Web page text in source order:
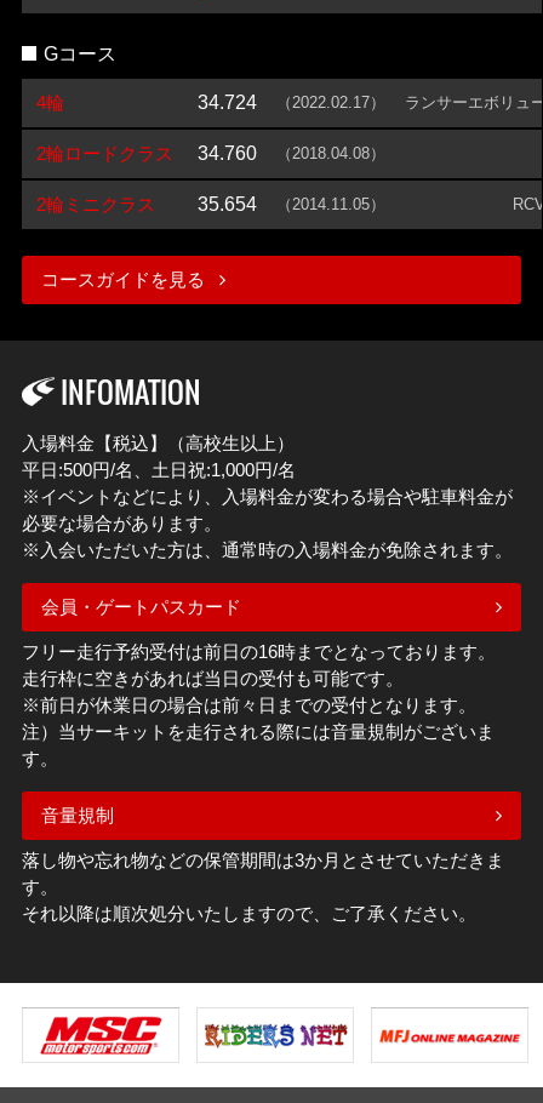
Gコース
4輪 34.724 （2022.02.17） ランサーエボリュ
2輪ロードクラス 34.760 （2018.04.08）
2輪ミニクラス 35.654 （2014.11.05）
コースガイドを見る
INFOMATION
入場料金【税込】（高校生以上）
平日:500円/名、土日祝:1,000円/名
※イベントなどにより、入場料金が変わる場合や駐車料金が
必要な場合があります。
※入会いただいた方は、通常時の入場料金が免除されます。
会員・ゲートパスカード
フリー走行予約受付は前日の16時までとなっております。
走行枠に空きがあれば当日の受付も可能です。
※前日が休業日の場合は前々日までの受付となります。
注）当サーキットを走行される際には音量規制がございま
す。
音量規制
落し物や忘れ物などの保管期間は3か月とさせていただきま
す。
それ以降は順次処分いたしますので、ご了承ください。